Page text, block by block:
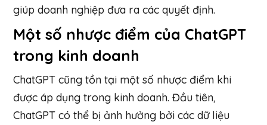
giúp doanh nghiệp đưa ra các quyết định.
Một số nhược điểm của ChatGPT
trong kinh doanh
ChatGPT cũng tồn tại một số nhược điểm khi
được áp dụng trong kinh doanh. Đầu tiên,
ChatGPT có thể bị ảnh hưởng bởi các dữ liệu